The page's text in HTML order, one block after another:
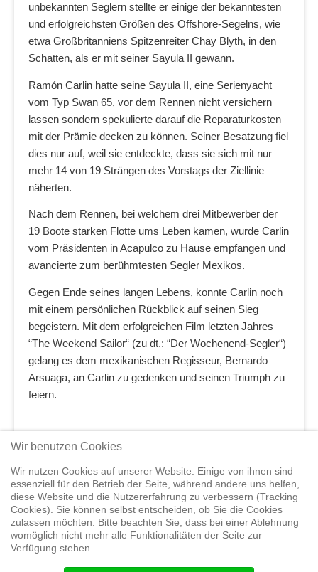
unbekannten Seglern stellte er einige der bekanntesten
und erfolgreichsten Größen des Offshore-Segelns, wie
etwa Großbritanniens Spitzenreiter Chay Blyth, in den
Schatten, als er mit seiner Sayula II gewann.
Ramón Carlin hatte seine Sayula II, eine Serienyacht
vom Typ Swan 65, vor dem Rennen nicht versichern
lassen sondern spekulierte darauf die Reparaturkosten
mit der Prämie decken zu können. Seiner Besatzung fiel
dies nur auf, weil sie entdeckte, dass sie sich mit nur
mehr 14 von 19 Strängen des Vorstags der Ziellinie
näherten.
Nach dem Rennen, bei welchem drei Mitbewerber der
19 Boote starken Flotte ums Leben kamen, wurde Carlin
vom Präsidenten in Acapulco zu Hause empfangen und
avancierte zum berühmtesten Segler Mexikos.
Gegen Ende seines langen Lebens, konnte Carlin noch
mit einem persönlichen Rückblick auf seinen Sieg
begeistern. Mit dem erfolgreichen Film letzten Jahres
“The Weekend Sailor“ (zu dt.: “Der Wochenend-Segler“)
gelang es dem mexikanischen Regisseur, Bernardo
Arsuaga, an Carlin zu gedenken und seinen Triumph zu
feiern.
Weitere Informationen
Informationen zum Film
Home Shop Trainings Segeltörns Service
Elvstrøm
Sails Yachthandel Sicherheit auf
See
Seminare
Wir benutzen Cookies
Wir nutzen Cookies auf unserer Website. Einige von ihnen sind
essenziell für den Betrieb der Seite, während andere uns helfen,
diese Website und die Nutzererfahrung zu verbessern (Tracking
Cookies). Sie können selbst entscheiden, ob Sie die Cookies
zulassen möchten. Bitte beachten Sie, dass bei einer Ablehnung
womöglich nicht mehr alle Funktionalitäten der Seite zur
Verfügung stehen.